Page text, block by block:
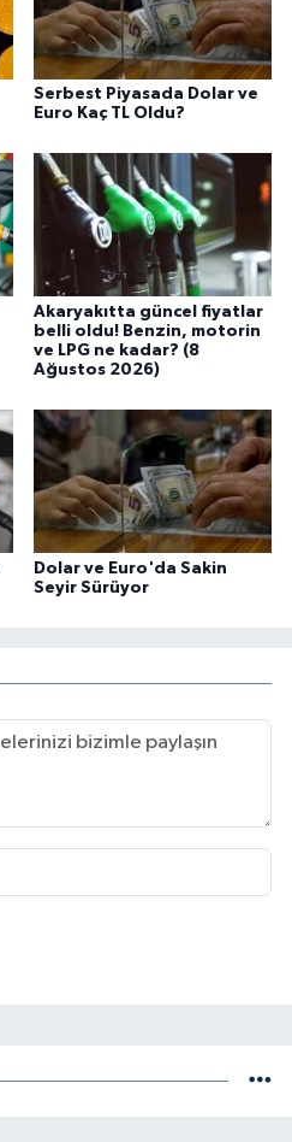
Serbest Piyasada Dolar ve
Euro Kaç TL Oldu?
Akaryakıtta güncel fiyatlar
belli oldu! Benzin, motorin
ve LPG ne kadar? (8
Ağustos 2026)
Dolar ve Euro'da Sakin
Seyir Sürüyor